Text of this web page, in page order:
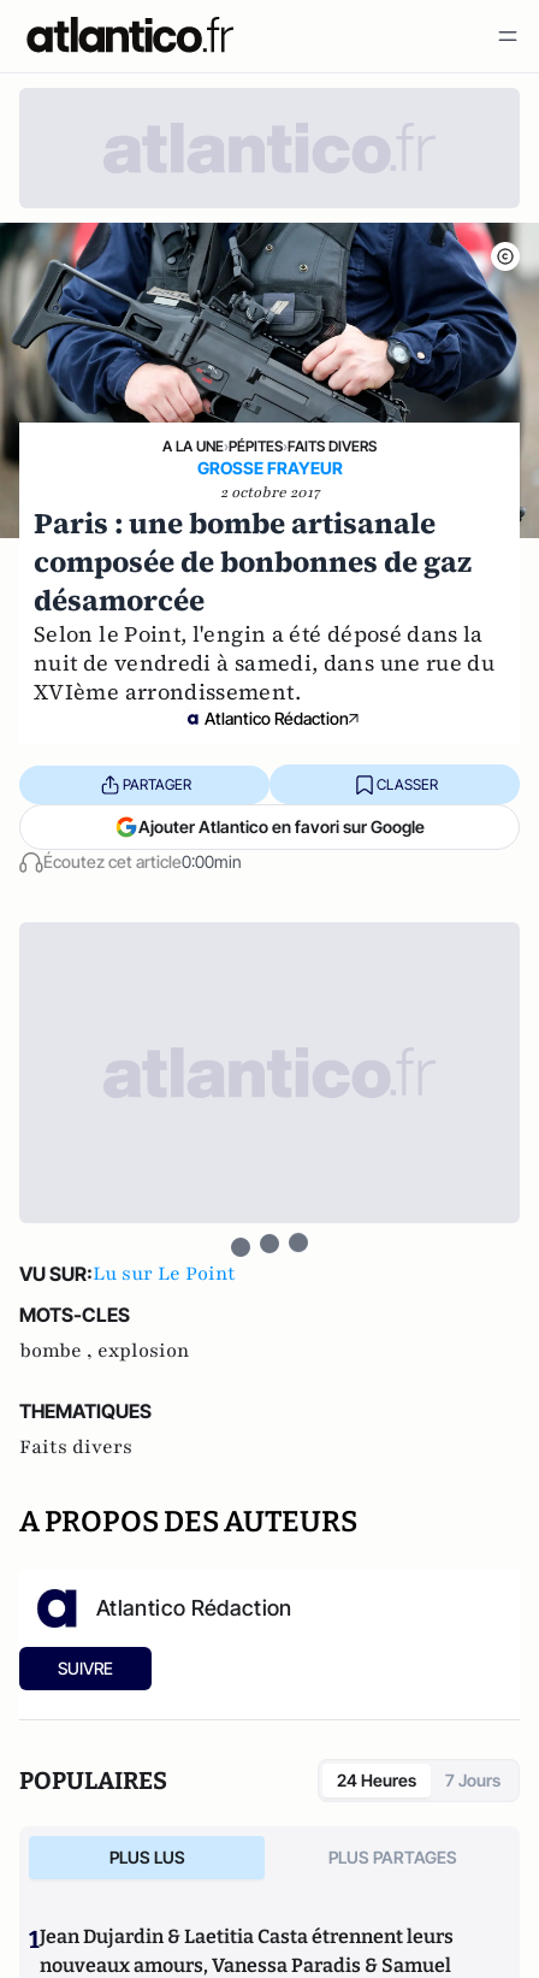
A LA UNE›PÉPITES›FAITS DIVERS
GROSSE FRAYEUR
2 octobre 2017
Paris : une bombe artisanale
composée de bonbonnes de gaz
désamorcée
Selon le Point, l'engin a été déposé dans la
nuit de vendredi à samedi, dans une rue du
XVIème arrondissement.
Atlantico Rédaction
Écoutez cet article0:00min
PARTAGER CLASSER
Ajouter Atlantico en favori sur Google
VU SUR:Lu sur Le Point
MOTS-CLES
bombe , explosion
THEMATIQUES
Faits divers
A PROPOS DES AUTEURS
Atlantico Rédaction
SUIVRE
POPULAIRES 24 Heures 7 Jours
PLUS LUS PLUS PARTAGES
1Jean Dujardin & Laetitia Casta étrennent leurs
nouveaux amours, Vanessa Paradis & Samuel